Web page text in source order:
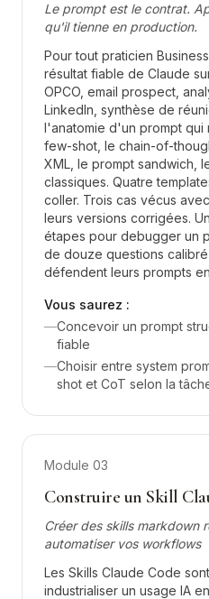
Le prompt est le contrat.
qu'il tienne en production.
Pour tout praticien
résultat fiable de Claude
OPCO, email prospect,
LinkedIn, synthèse de
l'anatomie d'un prompt qui
few-shot, le chain-of-
XML, le prompt sandwich,
classiques. Quatre
coller. Trois cas vécus
leurs versions corrigées.
étapes pour debugger un
de douze questions
défendent leurs prompts
Vous saurez :
—Concevoir un prompt
fiable
—Choisir entre system
shot et CoT selon la
Module 03
Construire un Skill
Créer des skills markdown
automatiser vos workflows
Les Skills Claude Code
industrialiser un usage IA